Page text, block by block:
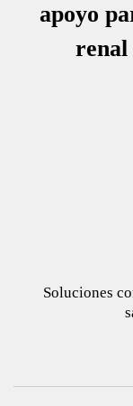
apoyo
renal
Soluciones